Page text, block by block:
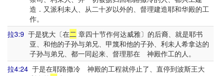
造．又派利未人、从二十岁以外的、督理建造耶和华殿的工
作。
拉3:9 于是犹大〔在二 章四十节作何达威雅〕的后裔、就是耶书
亚、和他的子孙与弟兄、甲篾和他的子孙、利未人希拿达的
子孙与弟兄、都一同起来、督理那在 神殿作工的人。
拉4:24 于是在耶路撒冷 神殿的工程就停止了、直停到波斯王大